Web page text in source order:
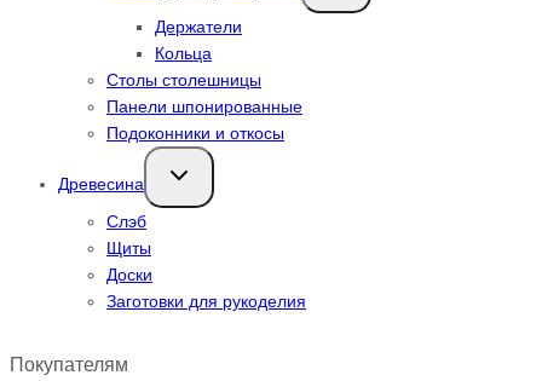
Держатели
Кольца
Столы столешницы
Панели шпонированные
Подоконники и откосы
Древесина
Переключить
дочернее
Слэб
Щиты
Доски
Заготовки для рукоделия
Покупателям